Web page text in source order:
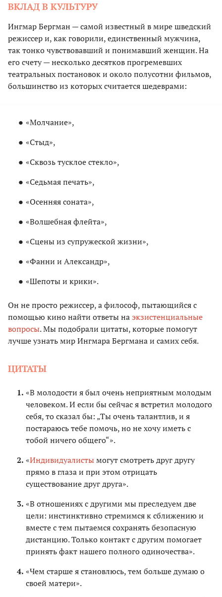
ВКЛАД В КУЛЬТУРУ
Ингмар Бергман — самой известный в мире шведский
режиссер и, как говорили, единственный мужчина,
так тонко чувствовавший и понимавший женщин. На
его счету — несколько десятков прогремевших
театральных постановок и около полусотни фильмов,
большинство из которых считается шедеврами:
«Молчание»,
«Стыд»,
«Сквозь тусклое стекло»,
«Седьмая печать»,
«Осенняя соната»,
«Волшебная флейта»,
«Сцены из супружеской жизни»,
«Фанни и Александр»,
«Шепоты и крики».
Он не просто режиссер, а философ, пытающийся с
помощью кино найти ответы наэкзистенциальные
вопросы. Мы подобрали цитаты, которые помогут
лучше узнать мир Ингмара Бергмана и самих себя.
ЦИТАТЫ
«В молодости я был очень неприятным молодым
человеком. И если бы сейчас я встретил молодого
себя, то сказал бы: „Ты очень талантлив, и я
постараюсь тебе помочь, но не хочу иметь с
тобой ничего общего“».
«Индивидуалистымогут смотреть друг другу
прямо в глаза и при этом отрицать
существование друг друга».
«В отношениях с другими мы преследуем две
цели: инстинктивно стремимся к сближению и
вместе с тем пытаемся сохранять безопасную
дистанцию. Только контакт с другим помогает
принять факт нашего полного одиночества».
«Чем старше я становлюсь, тем больше думаю о
своей матери».